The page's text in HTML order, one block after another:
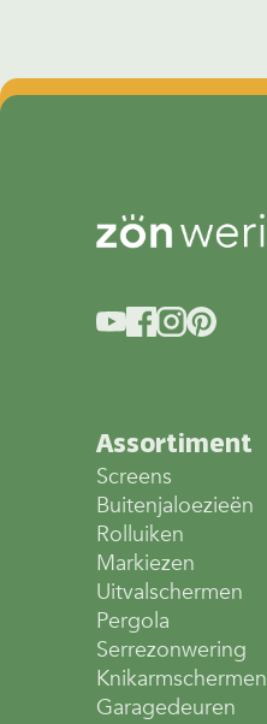
Assortiment
Screens
Buitenjaloezieën
Rolluiken
Markiezen
Uitvalschermen
Pergola
Serrezonwering
Knikarmschermen
Garagedeuren